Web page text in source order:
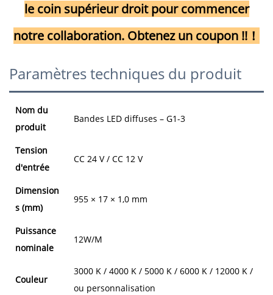
le coin supérieur droit pour commencer
notre collaboration. Obtenez un coupon !!！
Paramètres techniques du produit
Nom du
produit
Bandes LED diffuses – G1-3
Tension
d'entrée
CC 24 V / CC 12 V
Dimension
s (mm)
955 × 17 × 1,0 mm
Puissance
nominale
12W/M
Couleur
3000 K / 4000 K / 5000 K / 6000 K / 12000 K /
ou personnalisation